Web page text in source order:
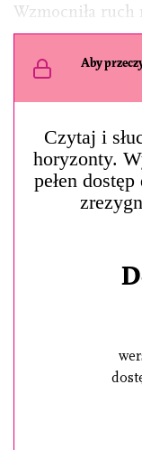
Wzmocniła ruch
Aby
Czytaj i
horyzonty.
pełen